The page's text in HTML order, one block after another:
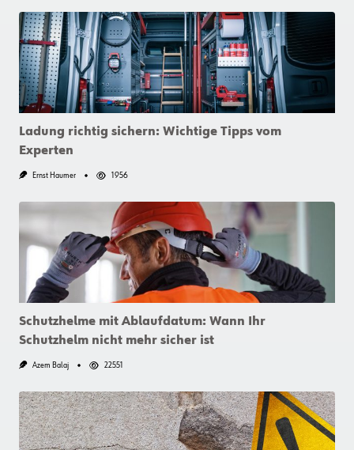
Ladung richtig sichern: Wichtige Tipps vom
Experten
Ernst Haumer 1956
Schutzhelme mit Ablaufdatum: Wann Ihr
Schutzhelm nicht mehr sicher ist
Azem Balaj 22551